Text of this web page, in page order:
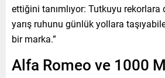
ettiğini tanımlıyor: Tutkuyu
yarış ruhunu günlük yollara
bir marka.”
Alfa Romeo ve 1000